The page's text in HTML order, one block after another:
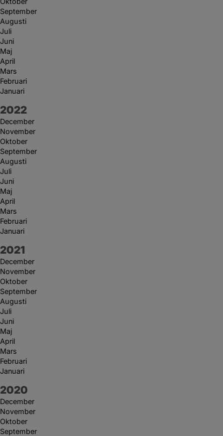
September
Augusti
Juli
Juni
Maj
April
Mars
Februari
Januari
År:
2022
December
November
Oktober
September
Augusti
Juli
Juni
Maj
April
Mars
Februari
Januari
År:
2021
December
November
Oktober
September
Augusti
Juli
Juni
Maj
April
Mars
Februari
Januari
År:
2020
December
November
Oktober
September